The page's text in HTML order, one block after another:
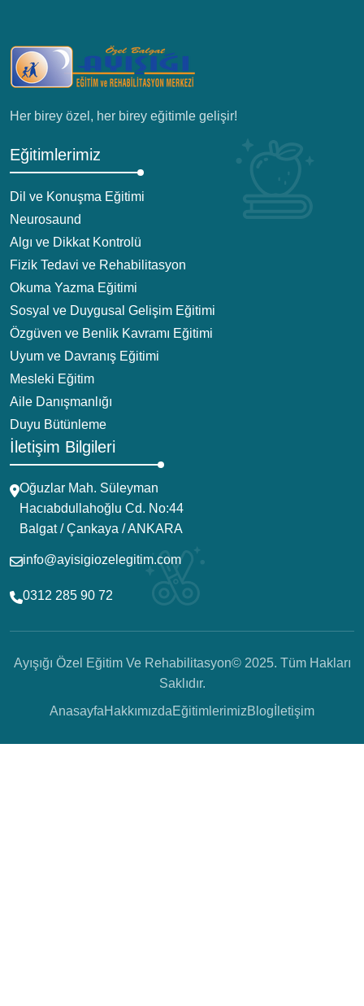
Her birey özel, her birey eğitimle gelişir!
Eğitimlerimiz
Dil ve Konuşma Eğitimi
Neurosaund
Algı ve Dikkat Kontrolü
Fizik Tedavi ve Rehabilitasyon
Okuma Yazma Eğitimi
Sosyal ve Duygusal Gelişim Eğitimi
Özgüven ve Benlik Kavramı Eğitimi
Uyum ve Davranış Eğitimi
Mesleki Eğitim
Aile Danışmanlığı
Duyu Bütünleme
İletişim Bilgileri
Oğuzlar Mah. Süleyman
Hacıabdullahoğlu Cd. No:44
Balgat / Çankaya / ANKARA
info@ayisigiozelegitim.com
0312 285 90 72
Ayışığı Özel Eğitim Ve Rehabilitasyon© 2025. Tüm Hakları
Saklıdır.
AnasayfaHakkımızdaEğitimlerimizBlog İletişim